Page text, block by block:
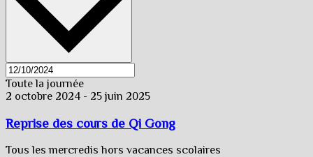
Toute la journée
2 octobre 2024 - 25 juin 2025
Reprise des cours de Qi Gong
Tous les mercredis hors vacances scolaires